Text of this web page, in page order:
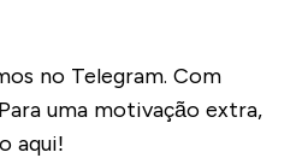
no Telegram. Com
uma motivação extra,
aqui!